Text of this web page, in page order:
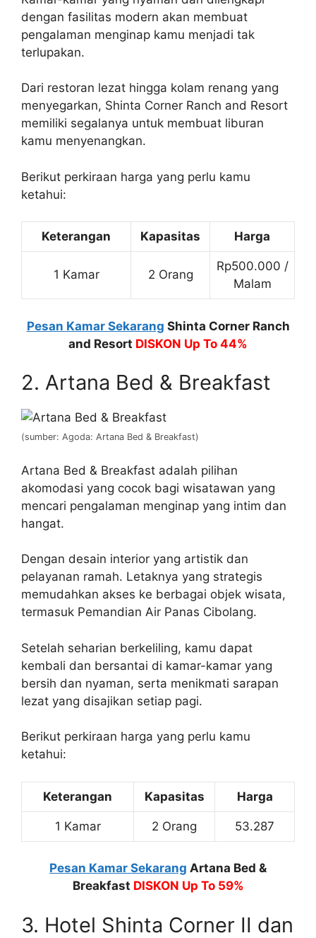
dengan fasilitas modern akan membuat
pengalaman menginap kamu menjadi tak
terlupakan.
Dari restoran lezat hingga kolam renang yang
menyegarkan, Shinta Corner Ranch and Resort
memiliki segalanya untuk membuat liburan
kamu menyenangkan.
Berikut perkiraan harga yang perlu kamu
ketahui:
Keterangan Kapasitas Harga
1 Kamar 2 Orang
Rp500.000 /
Malam
Pesan Kamar Sekarang Shinta Corner Ranch
and Resort DISKON Up To 44%
2. Artana Bed & Breakfast
(sumber: Agoda: Artana Bed & Breakfast)
Artana Bed & Breakfast adalah pilihan
akomodasi yang cocok bagi wisatawan yang
mencari pengalaman menginap yang intim dan
hangat.
Dengan desain interior yang artistik dan
pelayanan ramah. Letaknya yang strategis
memudahkan akses ke berbagai objek wisata,
termasuk Pemandian Air Panas Cibolang.
Setelah seharian berkeliling, kamu dapat
kembali dan bersantai di kamar-kamar yang
bersih dan nyaman, serta menikmati sarapan
lezat yang disajikan setiap pagi.
Berikut perkiraan harga yang perlu kamu
ketahui:
Keterangan Kapasitas Harga
1 Kamar 2 Orang 53.287
Pesan Kamar Sekarang Artana Bed &
Breakfast DISKON Up To 59%
3. Hotel Shinta Corner II dan